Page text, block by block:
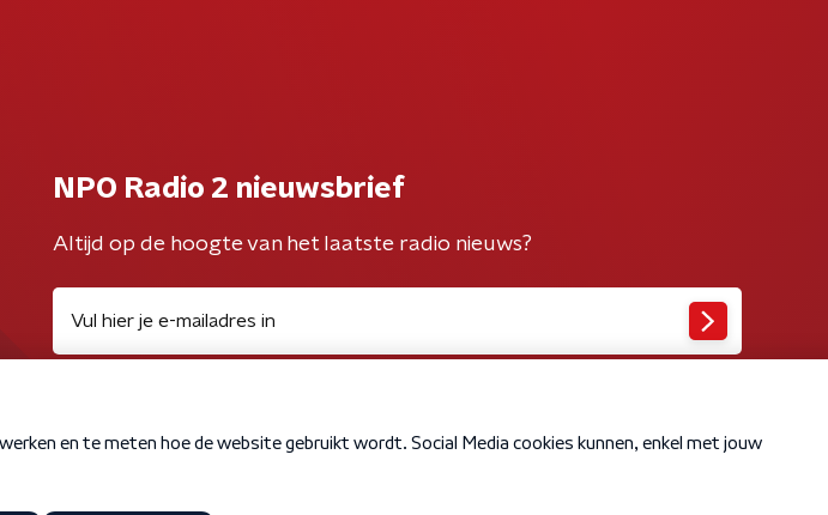
NPO Radio 2 nieuwsbrief
Altijd op de hoogte van het laatste radio nieuws?